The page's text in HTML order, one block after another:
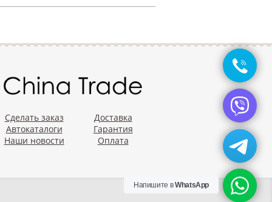
Сделать заказ
Автокаталоги
Наши новости
Доставка
Гарантия
Оплата
Напишите вWhatsApp